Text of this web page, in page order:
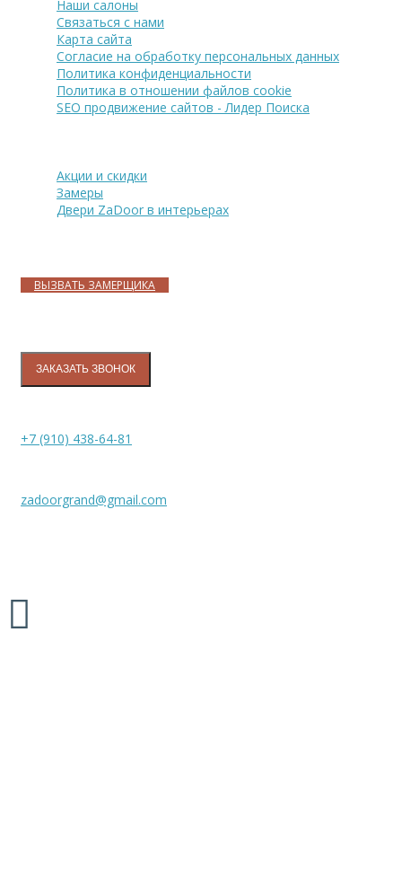
Наши салоны
Связаться с нами
Карта сайта
Согласие на обработку персональных данных
Политика конфиденциальности
Политика в отношении файлов cookie
SEO продвижение сайтов - Лидер Поиска
Акции и скидки
Замеры
Двери ZaDoor в интерьерах
ВЫЗВАТЬ ЗАМЕРЩИКА
ЗАКАЗАТЬ ЗВОНОК
+7 (910) 438-64-81
zadoorgrand@gmail.com